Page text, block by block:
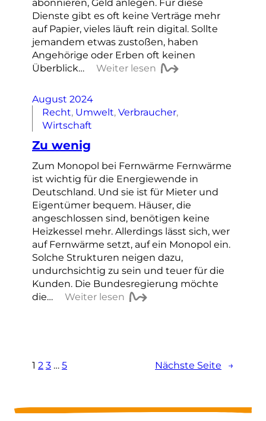
abonnieren, Geld anlegen. Für diese
Dienste gibt es oft keine Verträge mehr
auf Papier, vieles läuft rein digital. Sollte
jemandem etwas zustoßen, haben
Angehörige oder Erben oft keinen
Überblick…
Weiter lesen
August 2024
Recht, Umwelt, Verbraucher
Wirtschaft
Zu wenig
Zum Monopol bei Fernwärme Fernwärme
ist wichtig für die Energiewende in
Deutschland. Und sie ist für Mieter und
Eigentümer bequem. Häuser, die
angeschlossen sind, benötigen keine
Heizkessel mehr. Allerdings lässt sich, wer
auf Fernwärme setzt, auf ein Monopol ein.
Solche Strukturen neigen dazu,
undurchsichtig zu sein und teuer für die
Kunden. Die Bundesregierung möchte
die…
Weiter lesen
1 2 3 … 5 Nächste Seite →